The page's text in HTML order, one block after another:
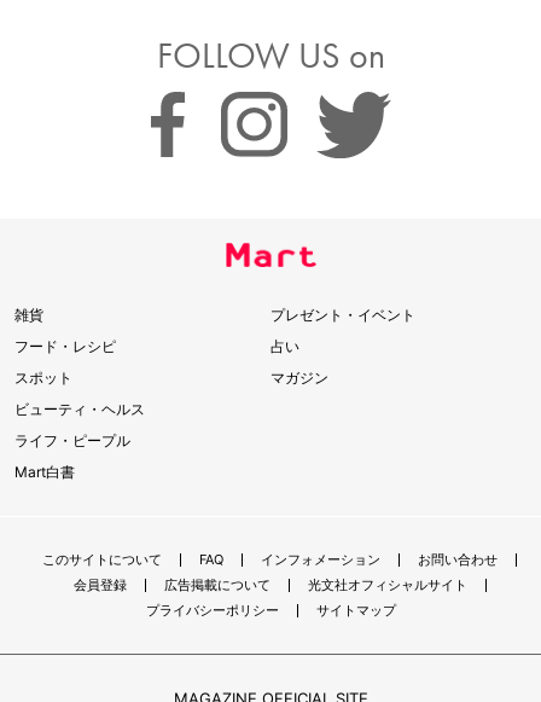
FOLLOW US on
雑貨
フード・レシピ
スポット
ビューティ・ヘルス
ライフ・ピープル
Mart白書
プレゼント・イベント
占い
マガジン
このサイトについて FAQ インフォメーション
お問い合わせ
会員登録
広告掲載について
光文社オフィシャルサイト
プライバシーポリシー
サイトマップ